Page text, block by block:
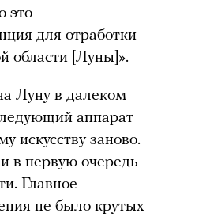
это
для отработки
области [Луны]».
Луну в далеком
аппарат
искусству заново.
в первую очередь
Главное
не было крутых